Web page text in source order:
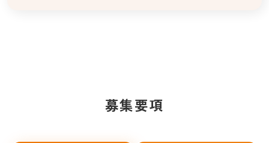
募集要項
募集要項